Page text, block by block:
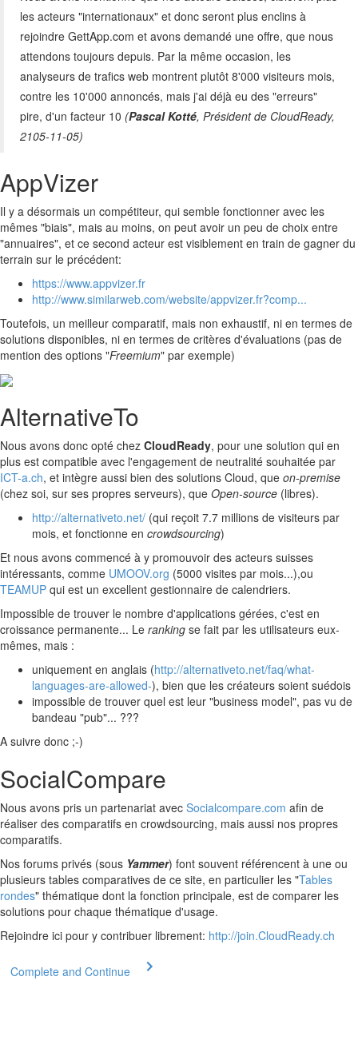
les acteurs "internationaux" et donc seront plus enclins à
rejoindre GettApp.com et avons demandé une offre, que nous
attendons toujours depuis. Par la même occasion, les
analyseurs de trafics web montrent plutôt 8'000 visiteurs mois,
contre les 10'000 annoncés, mais j'ai déjà eu des "erreurs"
pire, d'un facteur 10 (Pascal Kotté, Président de CloudReady,
2105-11-05)
AppVizer
Il y a désormais un compétiteur, qui semble fonctionner avec les
mêmes "biais", mais au moins, on peut avoir un peu de choix entre
"annuaires", et ce second acteur est visiblement en train de gagner du
terrain sur le précédent:
https://www.appvizer.fr
http://www.similarweb.com/website/appvizer.fr?comp...
Toutefois, un meilleur comparatif, mais non exhaustif, ni en termes de
solutions disponibles, ni en termes de critères d'évaluations (pas de
mention des options "Freemium" par exemple)
AlternativeTo
Nous avons donc opté chez CloudReady, pour une solution qui en
plus est compatible avec l'engagement de neutralité souhaitée par
ICT-a.ch, et intègre aussi bien des solutions Cloud, que on-premise
(chez soi, sur ses propres serveurs), que Open-source (libres).
http://alternativeto.net/ (qui reçoit 7.7 millions de visiteurs par
mois, et fonctionne en crowdsourcing)
Et nous avons commencé à y promouvoir des acteurs suisses
intéressants, comme UMOOV.org (5000 visites par mois...),ou
TEAMUP qui est un excellent gestionnaire de calendriers.
Impossible de trouver le nombre d'applications gérées, c'est en
croissance permanente... Le ranking se fait par les utilisateurs eux-
mêmes, mais :
uniquement en anglais (http://alternativeto.net/faq/what-
languages-are-allowed-), bien que les créateurs soient suédois
impossible de trouver quel est leur "business model", pas vu de
bandeau "pub"... ???
A suivre donc ;-)
SocialCompare
Nous avons pris un partenariat avec Socialcompare.com afin de
réaliser des comparatifs en crowdsourcing, mais aussi nos propres
comparatifs.
Nos forums privés (sous Yammer) font souvent référencent à une ou
plusieurs tables comparatives de ce site, en particulier les "Tables
rondes" thématique dont la fonction principale, est de comparer les
solutions pour chaque thématique d'usage.
Rejoindre ici pour y contribuer librement: http://join.CloudReady.ch
Complete and Continue